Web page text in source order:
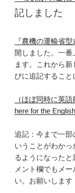
記しました
『農機の運輸省
開しました。一
ます。これから
びに追記すること
（ほぼ同時に英
here for the
追記：今まで一部
いうことがわか
るようになった
メント欄でもメ
い。お願いします